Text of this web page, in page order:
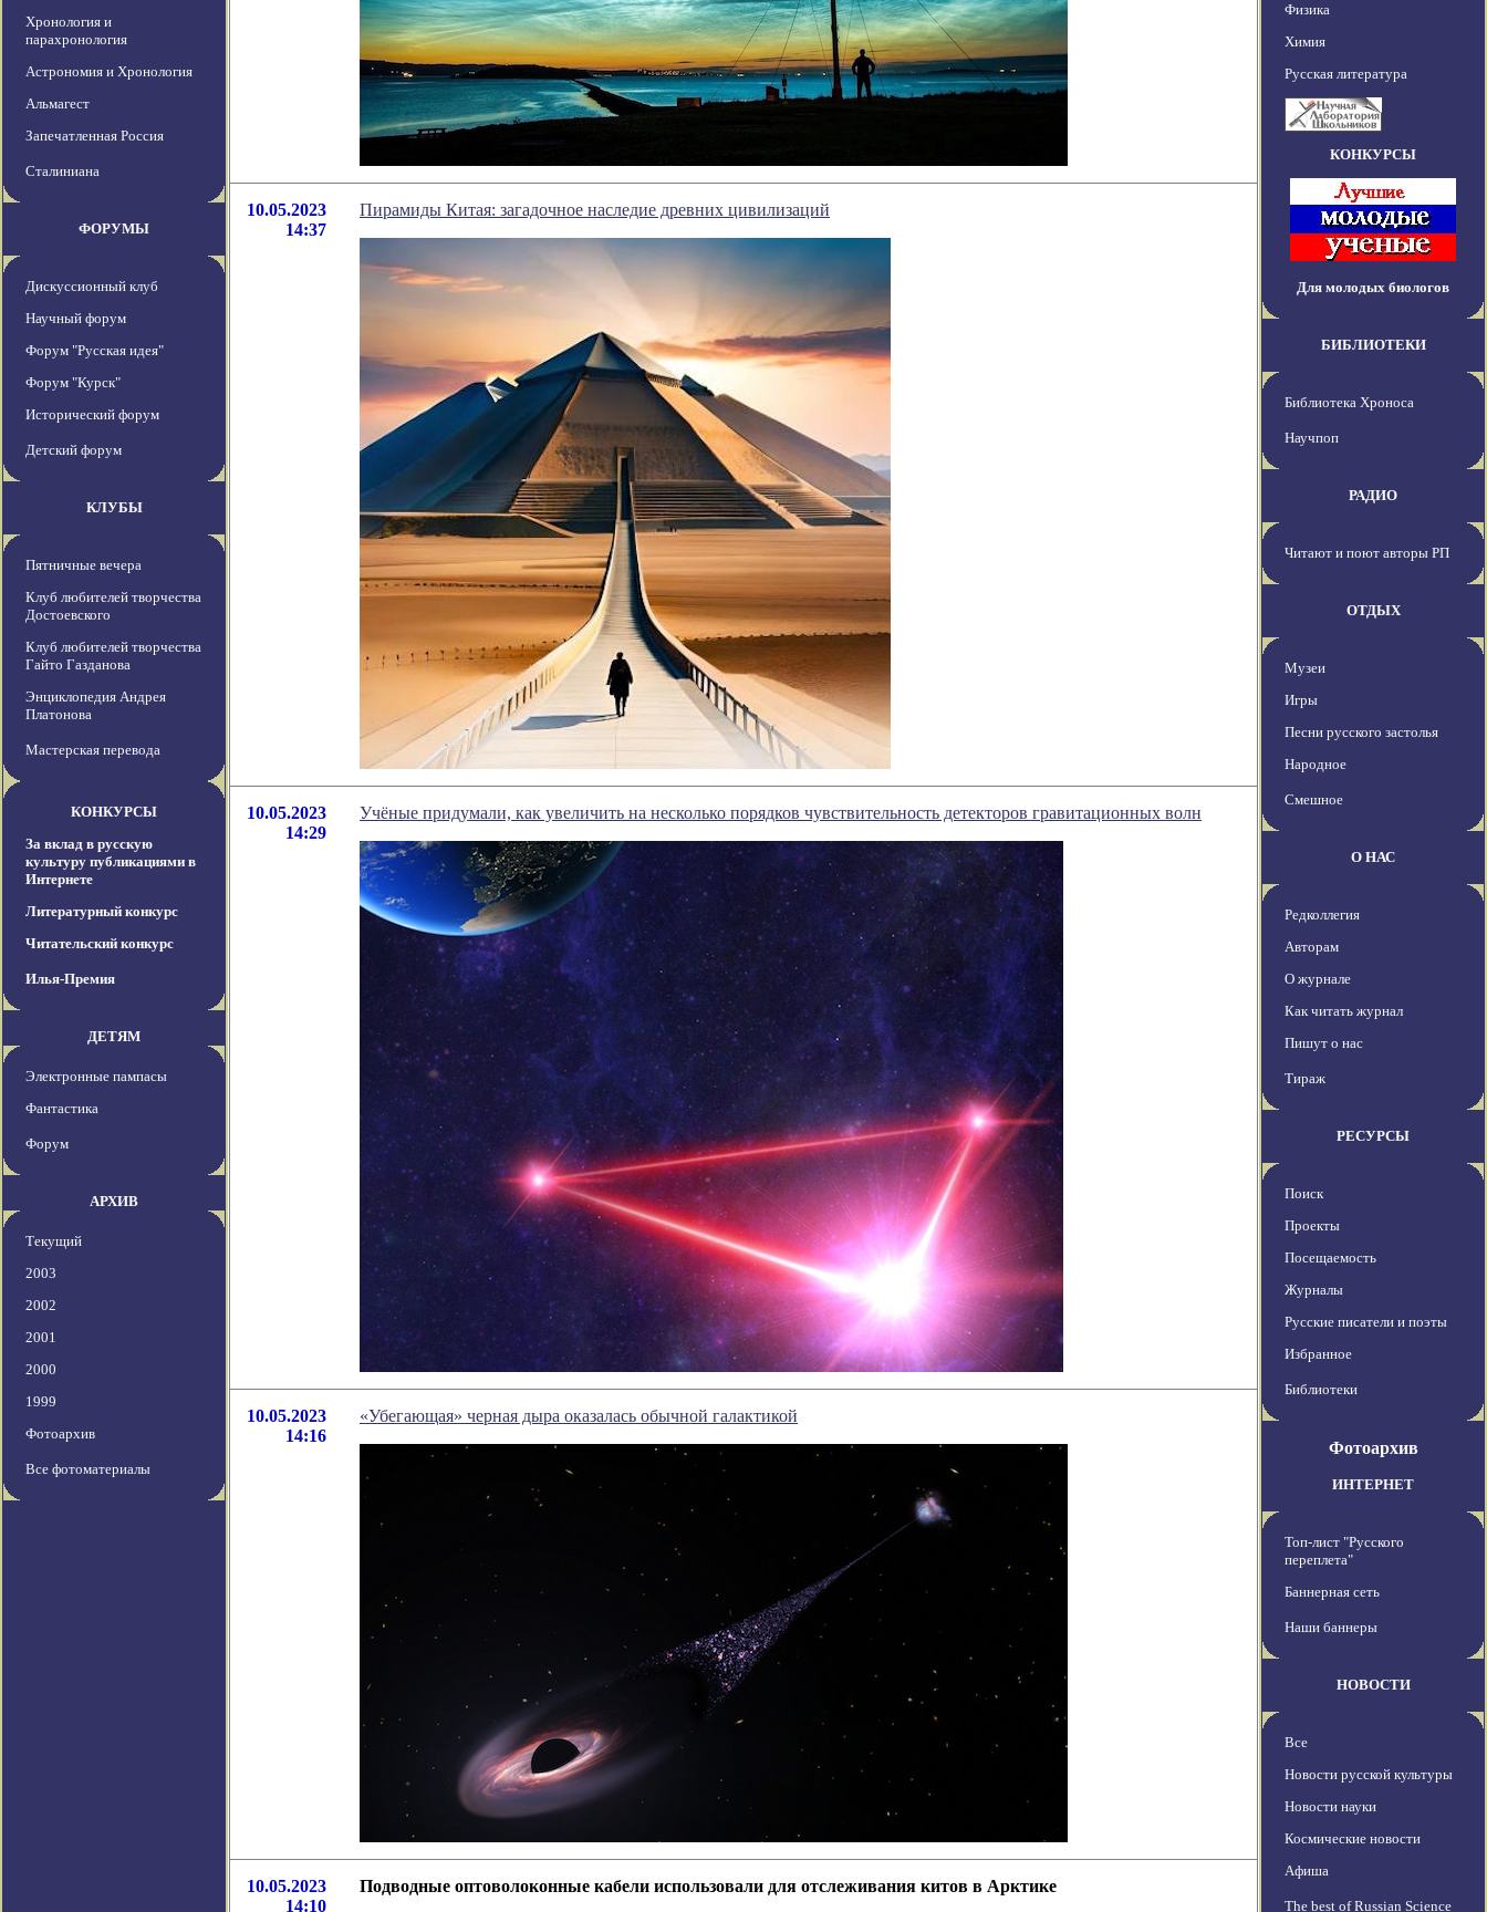
Хронология и
парахронология
Астрономия и Хронология
Альмагест
Запечатленная Россия
Сталиниана
ФОРУМЫ
Дискуссионный клуб
Научный форум
Форум "Русская идея"
Форум "Курск"
Исторический форум
Детский форум
КЛУБЫ
Пятничные вечера
Клуб любителей творчества
Достоевского
Клуб любителей творчества
Гайто Газданова
Энциклопедия Андрея
Платонова
Мастерская перевода
КОНКУРСЫ
За вклад в русскую
культуру публикациями в
Интернете
Литературный конкурс
Читательский конкурс
Илья-Премия
ДЕТЯМ
Электронные пампасы
Фантастика
Форум
АРХИВ
Текущий
2003
2002
2001
2000
1999
Фотоархив
Все фотоматериалы
10.05.2023
14:37
Пирамиды Китая: загадочное наследие древних цивилизаций
10.05.2023
14:29
Учёные придумали, как увеличить на несколько порядков чувствительность детекторов гравитационных волн
10.05.2023
14:16
«Убегающая» черная дыра оказалась обычной галактикой
10.05.2023
14:10
Подводные оптоволоконные кабели использовали для отслеживания китов в Арктике
Физика
Химия
Русская литература
КОНКУРСЫ
Для молодых биологов
БИБЛИОТЕКИ
Библиотека Хроноса
Научпоп
РАДИО
Читают и поют авторы РП
ОТДЫХ
Музеи
Игры
Песни русского застолья
Народное
Смешное
О НАС
Редколлегия
Авторам
О журнале
Как читать журнал
Пишут о нас
Тираж
РЕСУРСЫ
Поиск
Проекты
Посещаемость
Журналы
Русские писатели и поэты
Избранное
Библиотеки
Фотоархив
ИНТЕРНЕТ
Топ-лист "Русского
переплета"
Баннерная сеть
Наши баннеры
НОВОСТИ
Все
Новости русской культуры
Новости науки
Космические новости
Афиша
The best of Russian Science